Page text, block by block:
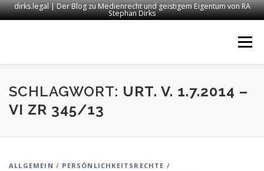
dirks.legal | Der Blog zu Medienrecht und geistigem Eigentum von RA
Stephan Dirks
Menü
START KONTAKT RECHTSANWALT DIRKS
SCHLAGWORT: URT. V. 1.7.2014 –
VI ZR 345/13
ALLGEMEIN / PERSÖNLICHKEITSRECHTE /